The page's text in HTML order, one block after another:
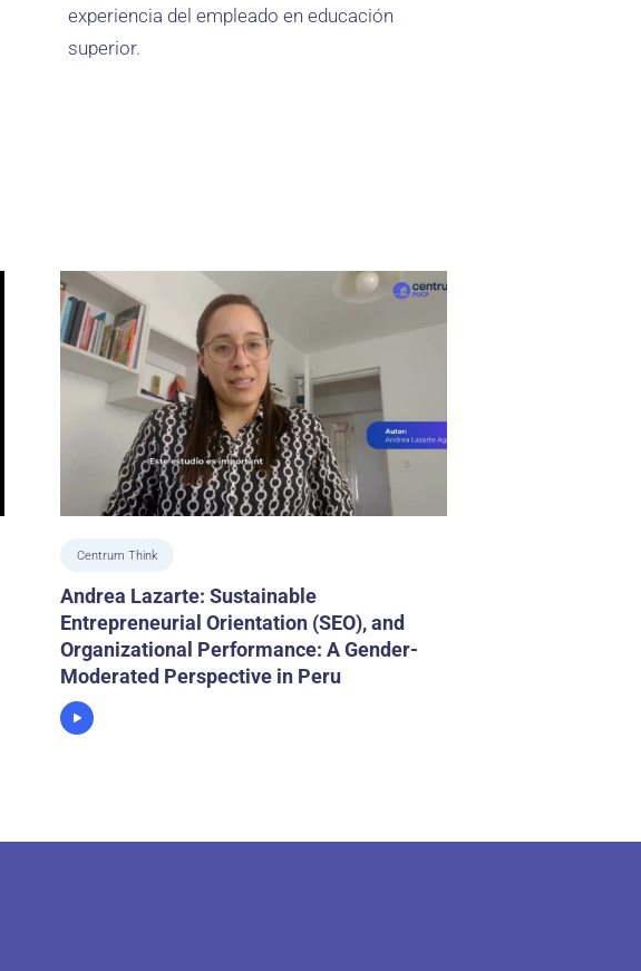
experiencia del empleado en educación
superior.
Centrum Think
Andrea Lazarte: Sustainable
Entrepreneurial Orientation (SEO), and
Organizational Performance: A Gender-
Moderated Perspective in Peru